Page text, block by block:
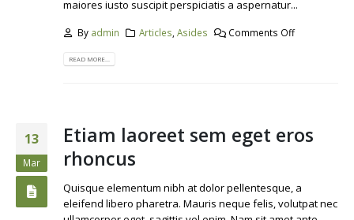
maiores iusto suscipit perspiciatis a aspernatur...
By admin Articles,Asides Comments Off
READ MORE...
13
Mar
Etiam laoreet sem eget eros
rhoncus
Quisque elementum nibh at dolor pellentesque, a
eleifend libero pharetra. Mauris neque felis, volutpat nec